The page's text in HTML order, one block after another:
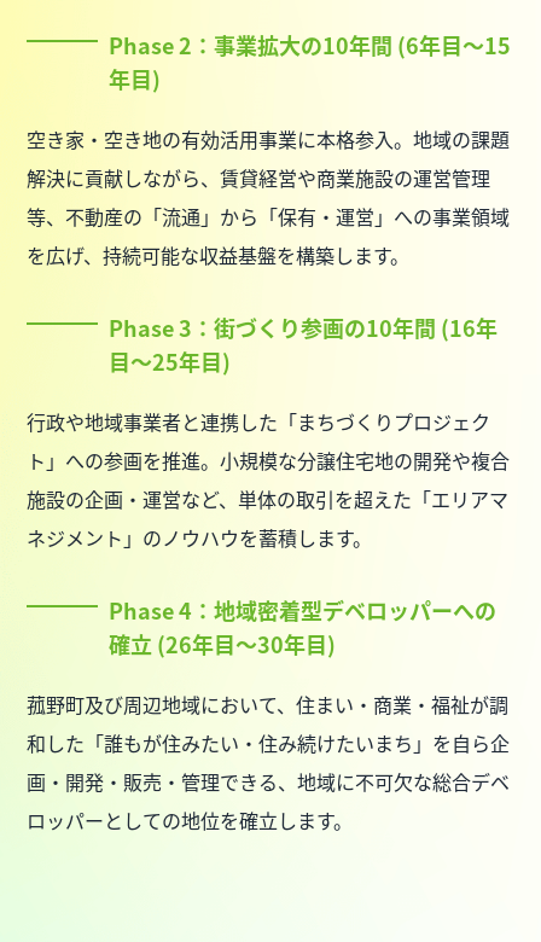
Phase 2：事業拡大の10年間 (6年目～15
年目)
空き家・空き地の有効活用事業に本格参入。地域の課題
解決に貢献しながら、賃貸経営や商業施設の運営管理
等、不動産の「流通」から「保有・運営」への事業領域
を広げ、持続可能な収益基盤を構築します。
Phase 3：街づくり参画の10年間 (16年
目～25年目)
行政や地域事業者と連携した「まちづくりプロジェク
ト」への参画を推進。小規模な分譲住宅地の開発や複合
施設の企画・運営など、単体の取引を超えた「エリアマ
ネジメント」のノウハウを蓄積します。
Phase 4：地域密着型デベロッパーへの
確立 (26年目～30年目)
菰野町及び周辺地域において、住まい・商業・福祉が調
和した「誰もが住みたい・住み続けたいまち」を自ら企
画・開発・販売・管理できる、地域に不可欠な総合デベ
ロッパーとしての地位を確立します。